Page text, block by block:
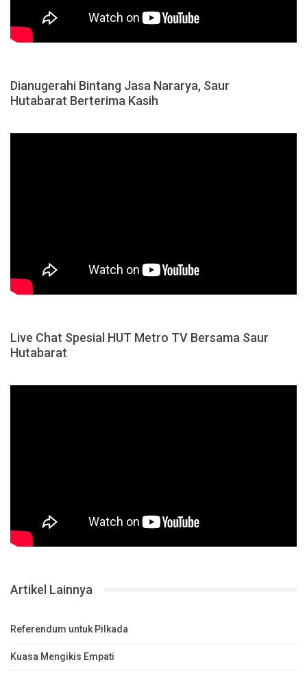
Dianugerahi Bintang Jasa Nararya, Saur
Hutabarat Berterima Kasih
Live Chat Spesial HUT Metro TV Bersama Saur
Hutabarat
Artikel Lainnya
Referendum untuk Pilkada
Kuasa Mengikis Empati